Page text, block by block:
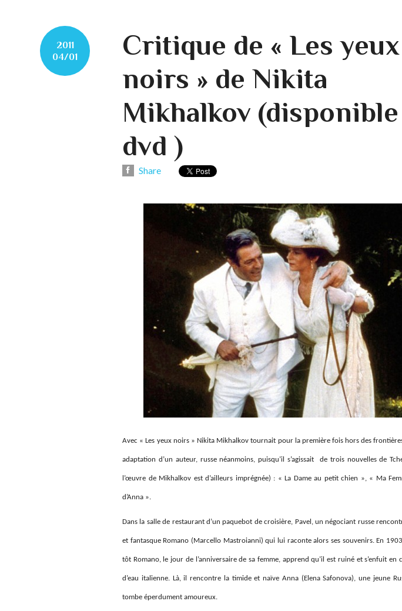
2011
04/01
Critique de « Les yeux
noirs » de Nikita
Mikhalkov
dvd )
Share
Avec « Les yeux noirs » Nikita Mikhalkov tournait pour la première fois hors des
adaptation d’un auteur, russe néanmoins, puisqu’il s’agissait de trois nouvelles de
l’œuvre de Mikhalkov est d’ailleurs imprégnée) : « La Dame au petit chien », « Ma
d’Anna ».
Dans la salle de restaurant d’un paquebot de croisière, Pavel, un négociant russe
et fantasque Romano (Marcello Mastroianni) qui lui raconte alors ses souvenirs. En
tôt Romano, le jour de l’anniversaire de sa femme, apprend qu’il est ruiné et s’enfuit en
d’eau italienne. Là, il rencontre la timide et naïve Anna (Elena Safonova), une jeune
tombe éperdument amoureux.